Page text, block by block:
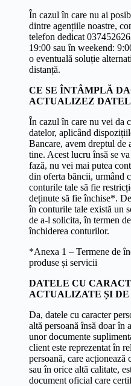
În cazul în care nu ai
dintre agențiile noastre,
telefon dedicat
19:00 sau în weekend:
o eventuală soluție
distanță.
CE SE ÎNTÂMPLĂ
ACTUALIZEZ
În cazul în care nu vei da
datelor, aplicând
Bancare, avem dreptul de
tine. Acest lucru însă se
fază, nu vei mai putea
din oferta băncii, urmând
conturile tale să fie
deținute să fie închise*.
în conturile tale există un
de a-l solicita, în termen
închiderea conturilor.
*Anexa 1 – Termene de
produse și servicii
DATELE CU
ACTUALIZATE ȘI DE
Da, datele cu caracter
altă persoană însă doar în
unor documente
client este reprezentat în
persoană, care acționează
sau în orice altă calitate,
document oficial care